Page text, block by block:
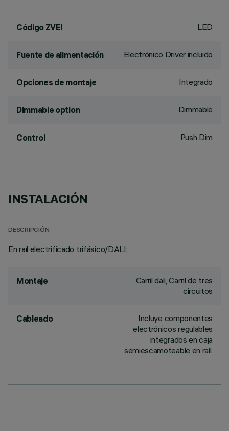
Código ZVEI LED
Fuente de alimentación Electrónico Driver incluido
Opciones de montaje Integrado
Dimmable option Dimmable
Control Push Dim
INSTALACIÓN
DESCRIPCIÓN
En raíl electrificado trifásico/DALI;
Montaje
Carril dali, Carril de tres
circuitos
Cableado
Incluye componentes
electrónicos regulables
integrados en caja
semiescamoteable en raíl.